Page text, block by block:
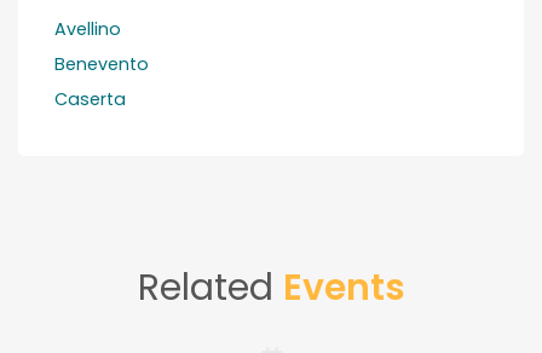
Avellino
Benevento
Caserta
Related Events